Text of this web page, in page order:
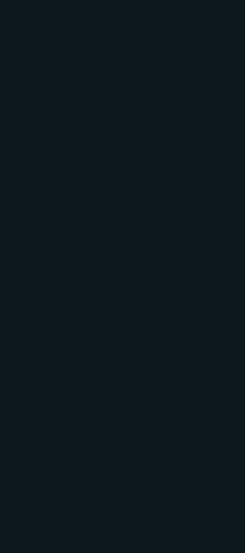
du dirigeant d’une
forfaitaire d’heures de
une telle exigence, outre de
légale ou réglementaire …
de tenir compte
la société demanderesse
deux bateaux en assurant
y compris par son
société demandant à
doit pouvoir
au Luxembourg
compte tenu de
travaux d’archivage,
documents ne seraient pas
à l’adresse de la
d’autres sociétés, n’est pas
commerciale et de direction
que la société …explique
et de gestion de la
partie, sur les
l’affirmation suivant
au cours et les archives
étaient conservées à
contredite par les